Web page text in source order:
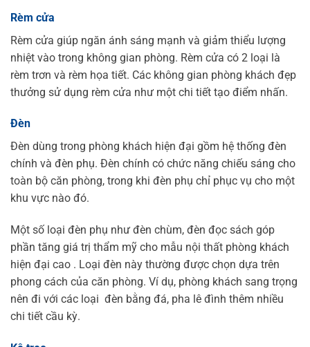
Rèm cửa
Rèm cửa giúp ngăn ánh sáng mạnh và giảm thiểu lượng
nhiệt vào trong không gian phòng. Rèm cửa có 2 loại là
rèm trơn và rèm họa tiết. Các không gian phòng khách đẹp
thưởng sử dụng rèm cửa như một chi tiết tạo điểm nhấn.
Đèn
Đèn dùng trong phòng khách hiện đại gồm hệ thống đèn
chính và đèn phụ. Đèn chính có chức năng chiếu sáng cho
toàn bộ căn phòng, trong khi đèn phụ chỉ phục vụ cho một
khu vực nào đó.
Một số loại đèn phụ như đèn chùm, đèn đọc sách góp
phần tăng giá trị thẩm mỹ cho mẫu nội thất phòng khách
hiện đại cao . Loại đèn này thường được chọn dựa trên
phong cách của căn phòng. Ví dụ, phòng khách sang trọng
nên đi với các loại đèn bằng đá, pha lê đình thêm nhiều
chi tiết cầu kỳ.